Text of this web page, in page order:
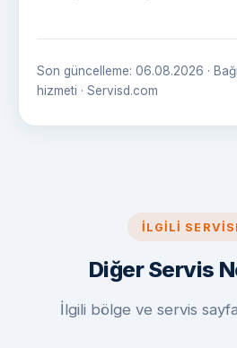
Son güncelleme: 06.08.2026 ·
hizmeti · Servisd.com
İLGILI
Diğer Servis
İlgili bölge ve servis